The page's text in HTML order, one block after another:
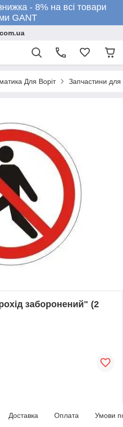
- 8% на всі товари
GANT
Для Воріт Запчастини для
заборонений" (2
Доставка Оплата Умови